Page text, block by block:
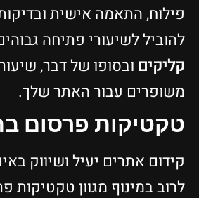
פילוח, התאמה אישית
להוביל לשיעורי פתיחה
קליקים ובסופו של דבר,
משופרים עבור האתר שלך.
טקטיקות פרסום
קידום אתרים יעיל ושיווק
לרוב במינוף מגוון טקטיקות